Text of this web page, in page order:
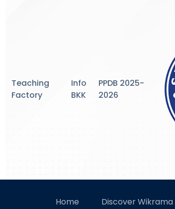
Teaching
Factory
Info
BKK
PPDB 2025-
2026
Home Discover Wikrama